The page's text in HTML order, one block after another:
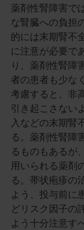
薬剤性腎障害で
な腎臓への負担
的には末期腎不
に注意が必要で
り、薬剤性腎障
者の患者も少な
考慮すると、非
引き起こさない
入などの末期腎
る。薬剤性腎障
るものもあるが
用いられる薬剤
る。帯状疱疹の
よう、投与前に
どリスク因子の
よう十分注意す